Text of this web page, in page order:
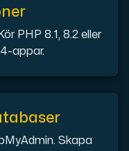
— utan också en
dubbel nod-replikering.
PHP 8.1, 8.2 eller
appar.
Skapa